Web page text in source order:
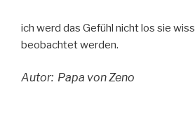
ich werd das Gefühl nicht los sie
beobachtet werden.
Autor: Papa von Zeno